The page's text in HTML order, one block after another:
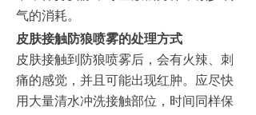
气的消耗。
皮肤接触防狼喷雾的处理方式
皮肤接触到防狼喷雾后，会有火辣、刺
痛的感觉，并且可能出现红肿。应尽快
用大量清水冲洗接触部位，时间同样保